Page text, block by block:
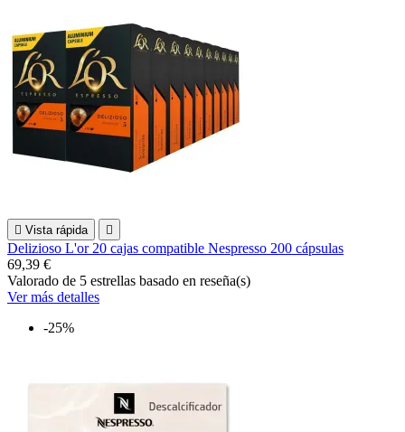
 Vista rápida 
Delizioso L'or 20 cajas compatible Nespresso 200 cápsulas
69,39 €
Valorado de 5 estrellas basado en reseña(s)
Ver más detalles
-25%